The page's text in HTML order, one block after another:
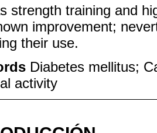
strength training and
improvement;
their use.
Diabetes mellitus;
activity